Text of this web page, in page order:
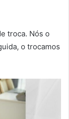
troca. Nós o
o trocamos